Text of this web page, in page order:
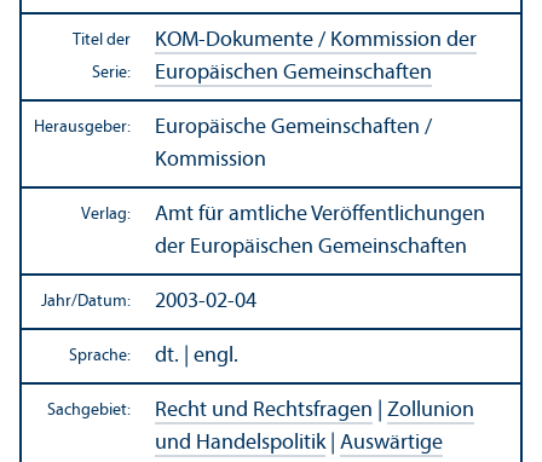
Titel der
Serie:
KOM-Dokumente / Kommission der
Europäischen Gemeinschaften
Herausgeber:
Europäische Gemeinschaften /
Kommission
Verlag:
Amt für amtliche Veröffentlichungen
der Europäischen Gemeinschaften
Jahr/Datum: 2003-02-04
Sprache: dt. | engl.
Sachgebiet: Recht und Rechts­fragen
Zollunion
und Handels­politik| Auswärtige